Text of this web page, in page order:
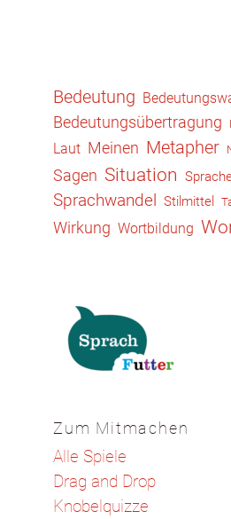
Bedeutung
Bedeutungsübertragung
Laut Meinen Metapher
Sagen Situation
Sprachwandel Stilmittel
Wirkung Wortbildung
Zum Mitmachen
Alle Spiele
Drag and Drop
Knobelquizze